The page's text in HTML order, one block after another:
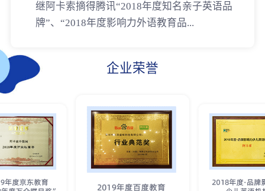
继阿卡索摘得腾讯“2018年度知名亲子英语品
牌”、“2018年度影响力外语教育品...
企业荣誉